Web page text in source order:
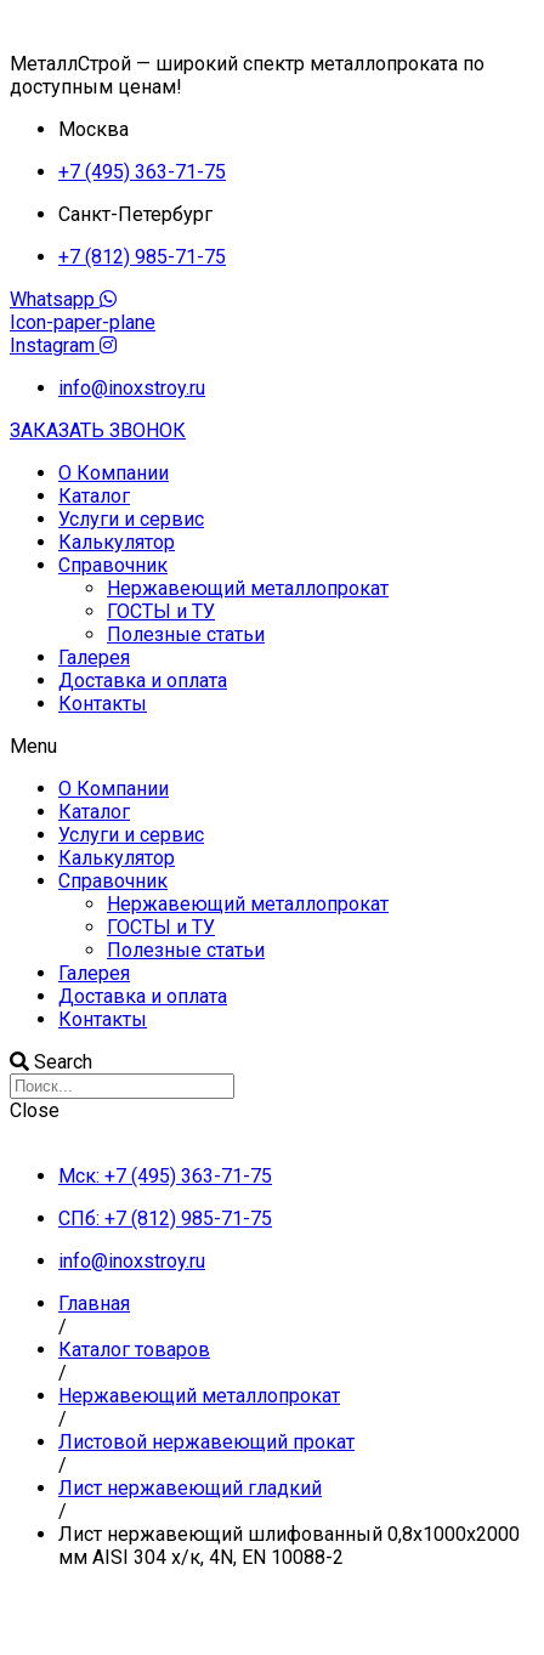
МеталлСтрой — широкий спектр металлопроката по
доступным ценам!
Москва
+7 (495) 363-71-75
Санкт-Петербург
+7 (812) 985-71-75
Whatsapp
Icon-paper-plane
Instagram
info@inoxstroy.ru
ЗАКАЗАТЬ ЗВОНОК
О Компании
Каталог
Услуги и сервис
Калькулятор
Справочник
Нержавеющий металлопрокат
ГОСТЫ и ТУ
Полезные статьи
Галерея
Доставка и оплата
Контакты
Menu
О Компании
Каталог
Услуги и сервис
Калькулятор
Справочник
Нержавеющий металлопрокат
ГОСТЫ и ТУ
Полезные статьи
Галерея
Доставка и оплата
Контакты
Search
Close
Мск: +7 (495) 363-71-75
СПб: +7 (812) 985-71-75
info@inoxstroy.ru
Главная
/
Каталог товаров
/
Нержавеющий металлопрокат
/
Листовой нержавеющий прокат
/
Лист нержавеющий гладкий
/
Лист нержавеющий шлифованный 0,8х1000х2000
мм AISI 304 х/к, 4N, EN 10088-2